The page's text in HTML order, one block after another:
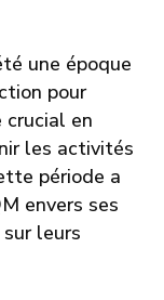
une époque
pour
crucial en
les activités
période a
envers ses
leurs